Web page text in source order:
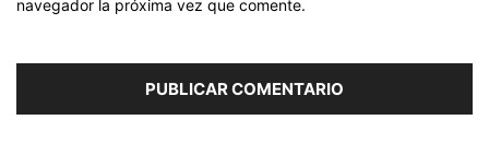
navegador la próxima vez que comente.